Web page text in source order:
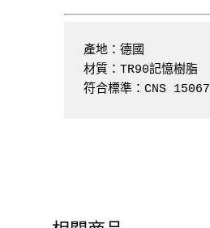
產地：德國
材質：TR90記憶樹脂
符合標準：CNS 15067